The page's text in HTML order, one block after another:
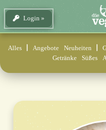
Login
Alles Angebote Neuheiten
Getränke
Süßes